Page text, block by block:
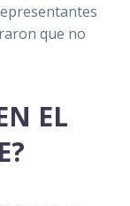
que no
EL